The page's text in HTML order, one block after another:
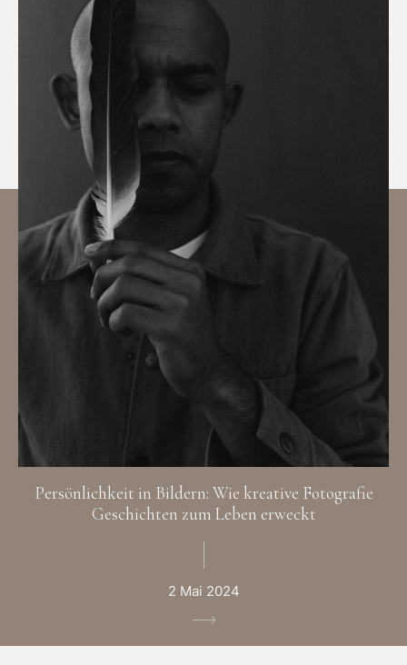
Persönlichkeit in Bildern: Wie kreative Fotografie
Geschichten zum Leben erweckt
2 Mai 2024